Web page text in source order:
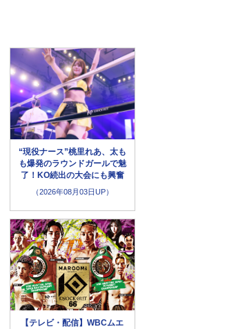
“現役ナース”桃里れあ、太も
も爆発のラウンドガールで魅
了！KO続出の大会にも興奮
（2026年08月03日UP）
【テレビ・配信】WBCムエ